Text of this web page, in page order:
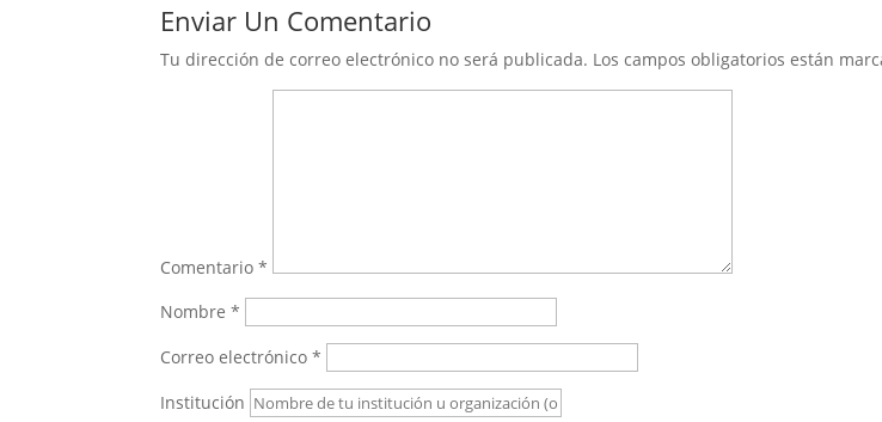
Enviar Un Comentario
Tu dirección de correo electrónico no será publicada. Los campos obligatorios están
Comentario*
Nombre*
Correo electrónico*
Institución